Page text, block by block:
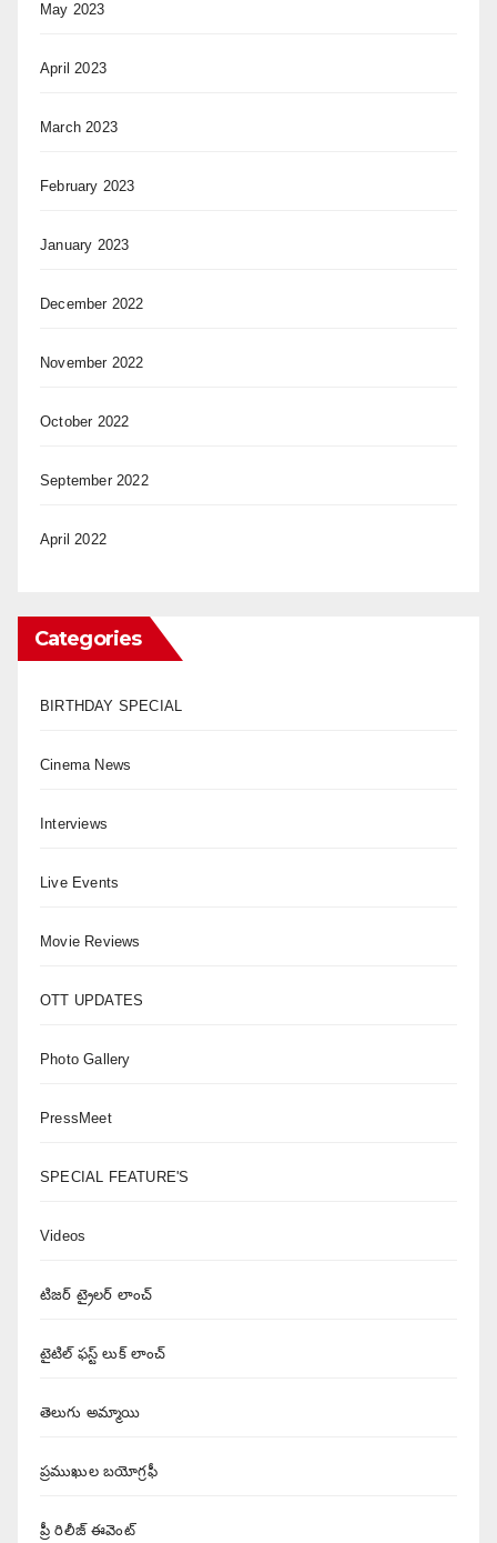
May 2023
April 2023
March 2023
February 2023
January 2023
December 2022
November 2022
October 2022
September 2022
April 2022
Categories
BIRTHDAY SPECIAL
Cinema News
Interviews
Live Events
Movie Reviews
OTT UPDATES
Photo Gallery
PressMeet
SPECIAL FEATURE'S
Videos
టిజర్ ట్రైలర్ లాంచ్
టైటిల్ ఫస్ట్ లుక్ లాంచ్
తెలుగు అమ్మాయి
ప్రముఖుల బయోగ్రఫీ
ప్రీ రిలీజ్ ఈవెంట్